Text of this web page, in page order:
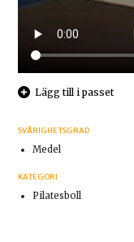
Lägg till i passet
SVÅRIGHETSGRAD
Medel
KATEGORI
Pilatesboll